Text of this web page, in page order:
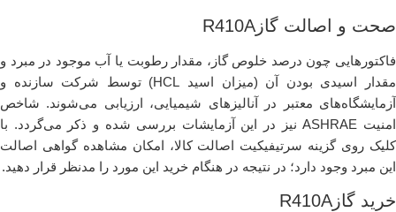
صحت و اصالت گازR410A
فاکتورهایی چون درصد خلوص گاز، مقدار رطوبت یا آب موجود در مبرد و
مقدار اسیدی بودن آن (میزان اسید HCL) توسط شرکت سازنده و
آزمایشگاه‌های معتبر در آنالیزهای شیمیایی، ارزیابی می‌شوند. شاخص
امنیت ASHRAE نیز در این آزمایشات بررسی شده و ذکر می‌گردد. با
کلیک روی گزینه سرتیفیکیت اصالت کالا، امکان مشاهده گواهی اصالت
این مبرد وجود دارد؛ در نتیجه در هنگام خرید این مورد را مدنظر قرار دهید.
خرید گازR410A